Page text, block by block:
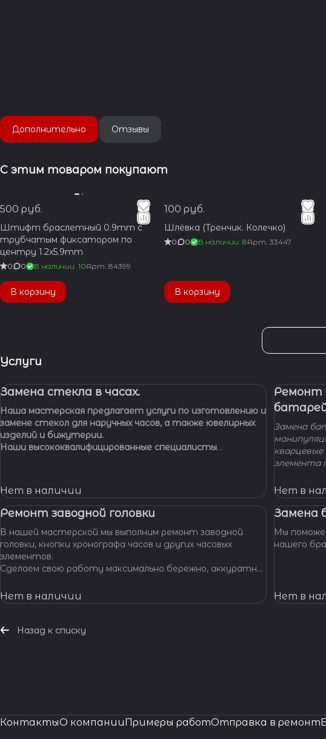
Дополнительно Отзывы
С этим товаром покупают
500 руб.
Штифт браслетный 0.9mm с
трубчатым фиксатором по
центру 1.2x5.9mm
0 0 В наличии: 10Арт. 84399
В корзину
100 руб.
Шлёвка (Тренчик. Колечко)
0 0 В наличии: 8Арт.33447
В корзину
Услуги
Замена стекла в часах.
Наша мастерская предлагает услуги по изготовлению и
замене стекол для наручных часов, а также ювелирных
изделий и бижутерии.
Наши высококвалифицированные специалисты
Нет в наличии
Ремонт
Замена
элемента
вам
Нет в
Ремонт заводной головки
В нашей мастерской мы выполним ремонт заводной
головки, кнопки хронографа часов и других часовых
элементов.
Сделаем свою работу максимально бережно, аккуратно
часов.
Нет в наличии
Замена
Мы
нашего
Нет в
Назад к списку
КонтактыО компании Примеры работОтправка в ремонт